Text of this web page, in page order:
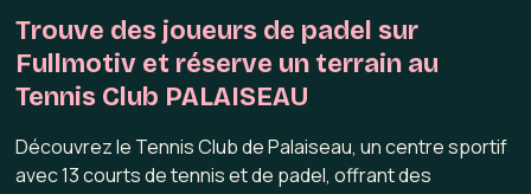
Trouve des joueurs de padel sur
Fullmotiv et réserve un terrain au
Tennis Club PALAISEAU
Découvrez le Tennis Club de Palaiseau, un centre sportif
avec 13 courts de tennis et de padel, offrant des